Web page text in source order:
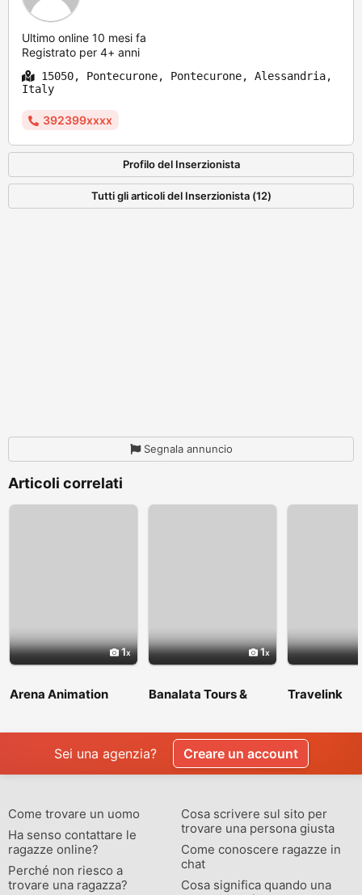
Ultimo online 10 mesi fa
Registrato per 4+ anni
15050, Pontecurone, Pontecurone, Alessandria,
Italy
392399xxxx
Profilo del Inserzionista
Tutti gli articoli del Inserzionista (12)
Segnala annuncio
Articoli correlati
1
Arena Animation
1
Banalata Tours &
Travelink
Sei una agenzia? Creare un account
Come trovare un uomo
Ha senso contattare le
ragazze online?
Perché non riesco a
trovare una ragazza?
Cosa scrivere sul sito per
trovare una persona giusta
Come conoscere ragazze in
chat
Cosa significa quando una